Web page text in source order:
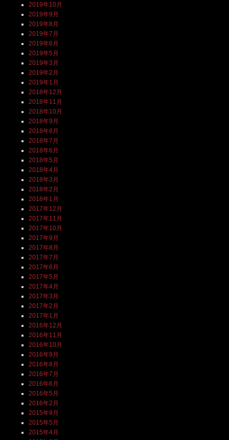
2019年10月
2019年9月
2019年8月
2019年7月
2019年6月
2019年5月
2019年3月
2019年2月
2019年1月
2018年12月
2018年11月
2018年10月
2018年9月
2018年8月
2018年7月
2018年6月
2018年5月
2018年4月
2018年3月
2018年2月
2018年1月
2017年12月
2017年11月
2017年10月
2017年9月
2017年8月
2017年7月
2017年6月
2017年5月
2017年4月
2017年3月
2017年2月
2017年1月
2016年12月
2016年11月
2016年10月
2016年9月
2016年8月
2016年7月
2016年6月
2016年5月
2016年2月
2015年9月
2015年5月
2015年4月